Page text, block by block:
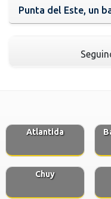
Punta del Este, un
Atlantida
Chuy